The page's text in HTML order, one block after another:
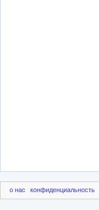
о нас конфиденциальность